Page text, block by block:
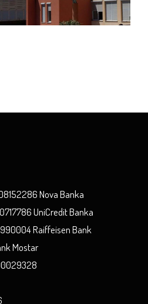
Nova Banka
UniCredit Banka
Raiffeisen Bank
Mostar